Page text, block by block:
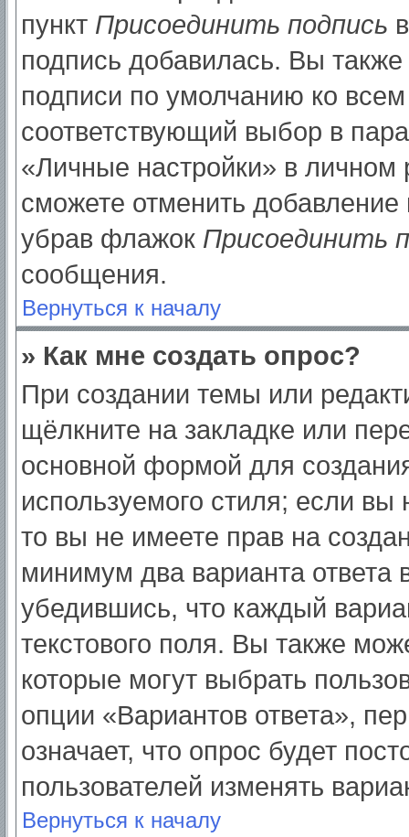
пункт Присоединить подпись
подпись добавилась. Вы
подписи по умолчанию ко
соответствующий выбор в
«Личные настройки» в
сможете отменить
убрав флажок Присоединить
сообщения.
Вернуться к началу
» Как мне создать опрос?
При создании темы или
щёлкните на закладке или
основной формой для
используемого стиля; если
то вы не имеете прав на
минимум два варианта ответа
убедившись, что каждый
текстового поля. Вы также
которые могут выбрать
опции «Вариантов ответа»,
означает, что опрос будет
пользователей изменять
Вернуться к началу